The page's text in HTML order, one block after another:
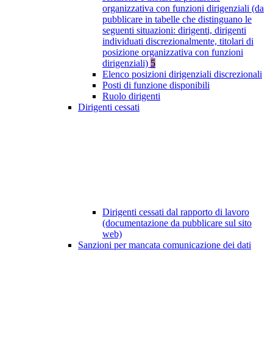
organizzativa con funzioni dirigenziali (da
pubblicare in tabelle che distinguano le
seguenti situazioni: dirigenti, dirigenti
individuati discrezionalmente, titolari di
posizione organizzativa con funzioni
dirigenziali) 5
Elenco posizioni dirigenziali discrezionali
Posti di funzione disponibili
Ruolo dirigenti
Dirigenti cessati
Dirigenti cessati dal rapporto di lavoro
(documentazione da pubblicare sul sito
web)
Sanzioni per mancata comunicazione dei dati